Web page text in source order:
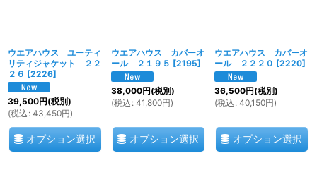
ウエアハウス ユーティ
リティジャケット ２２
２６ [2226]
39,500円(税別)
(税込 : 43,450円)
オプション選択
ウエアハウス カバーオ
ール ２１９５ [2195]
38,000円(税別)
(税込 : 41,800円)
オプション選択
ウエアハウス カバーオ
ール ２２２０ [2220]
36,500円(税別)
(税込 : 40,150円)
オプション選択